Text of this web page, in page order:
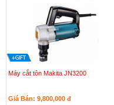
Máy cắt tôn Makita JN3200
Giá Bán: 9,800,000 đ